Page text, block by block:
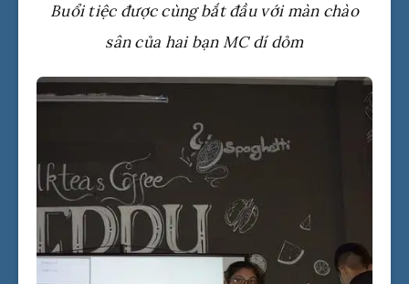
Buổi tiệc được cùng bắt đầu với màn chào
sân của hai bạn MC dí dỏm